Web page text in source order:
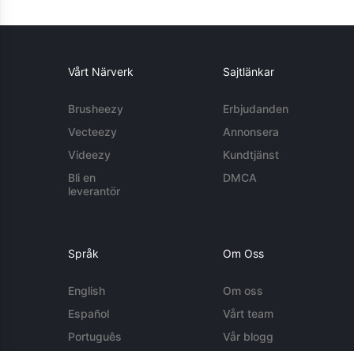
Vårt Närverk
Brusheezy
Vecteezy
Videezy
Bli en
leverantör
Sajtlänkar
Erbjudanden
Annonsera
Kundtjänst
DMCA
Språk
English
Español
Português
Om Oss
Om oss
Vårt team
Vår blogg